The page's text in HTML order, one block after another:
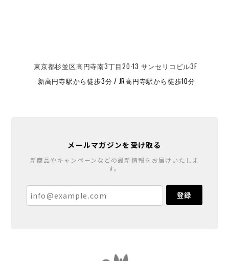
東京都杉並区高円寺南3丁目20-13 サンセリコビル3F
新高円寺駅から徒歩3分 / JR高円寺駅から徒歩10分
メールマガジンを受け取る
新商品やキャンペーンなどの最新情報をお届けいたしま
す。
登録